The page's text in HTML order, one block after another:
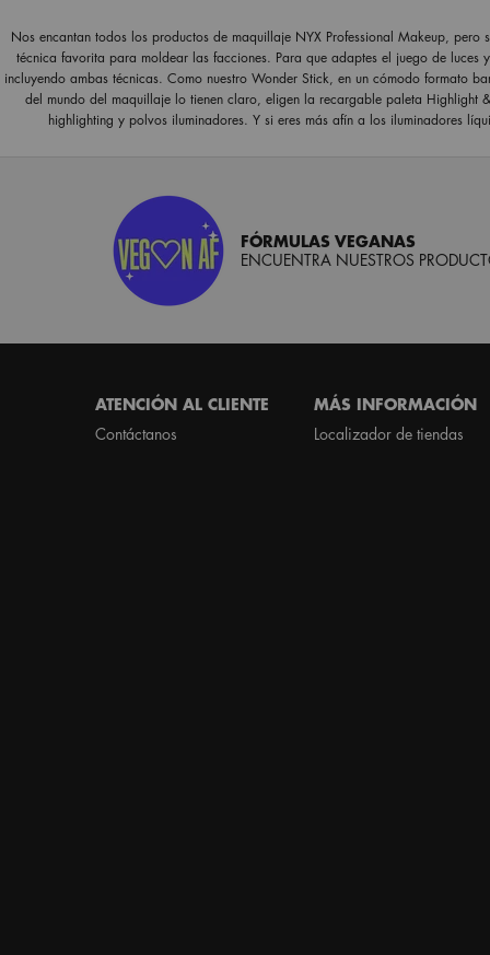
Nos encantan todos los productos de maquillaje NYX Professional Makeup,
técnica favorita para moldear las facciones. Para que adaptes el juego de
incluyendo ambas técnicas. Como nuestro Wonder Stick, en un cómodo formato
del mundo del maquillaje lo tienen claro, eligen la recargable paleta Highlight
highlighting y polvos iluminadores. Y si eres más afín a los iluminadores
FÓRMULAS VEGANAS
ENCUENTRA NUESTROS
ATENCIÓN AL CLIENTE
Contáctanos
MÁS INFORMACIÓN
Localizador de tiendas